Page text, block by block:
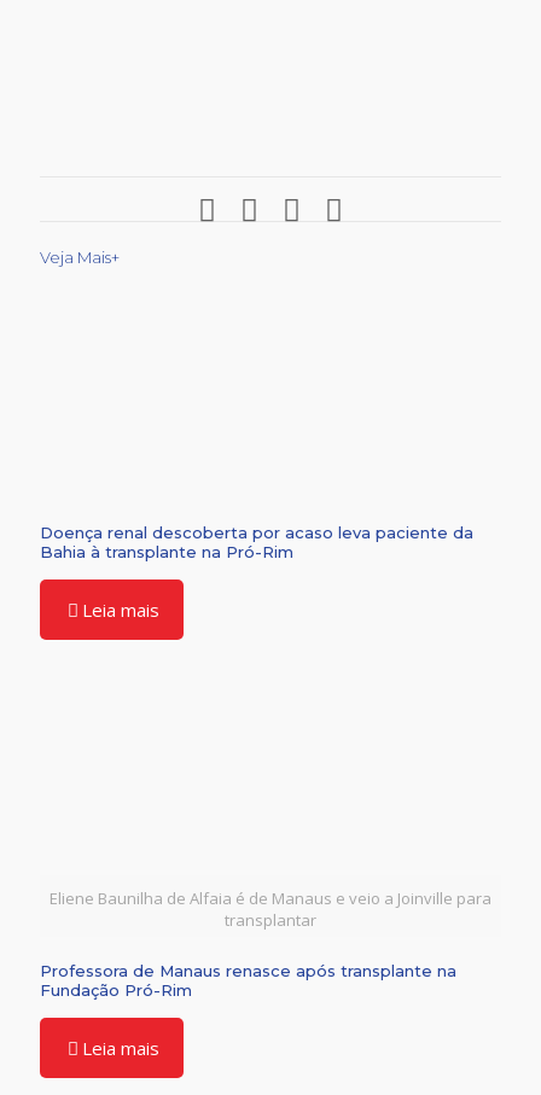
Veja Mais+
Doença renal descoberta por acaso leva paciente da
Bahia à transplante na Pró-Rim
Leia mais
Eliene Baunilha de Alfaia é de Manaus e veio a Joinville para
transplantar
Professora de Manaus renasce após transplante na
Fundação Pró-Rim
Leia mais